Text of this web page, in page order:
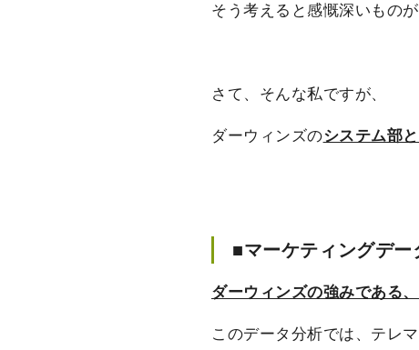
そう考えると感慨深いものが
さて、そんな私ですが、
ダーウィンズのシステム部
■マーケティングデー
ダーウィンズの強みである
このデータ分析では、テレ